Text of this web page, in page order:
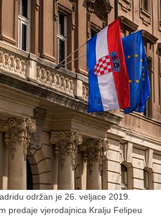
održan je 26. veljace 2019.
predaje vjerodajnica Kralju Felipeu